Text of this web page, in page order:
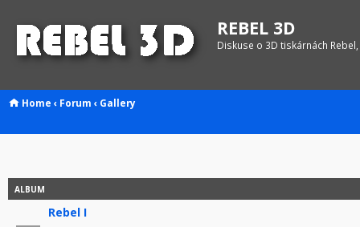
REBEL 3D
Diskuse o 3D tiskárnách
Home ‹ Forum ‹ Gallery
ALBUM
Rebel I